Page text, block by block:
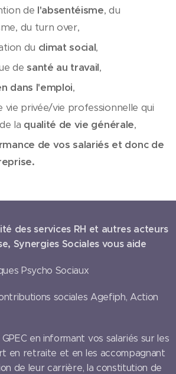
de l'absentéisme, du
du turn over,
du climat social,
desanté au travail,
dans l'emploi,
vie privée/vie professionnelle qui
la qualité de vie générale,
de vos salariés et donc de
des services RH et autres acteurs
Synergies Sociales vous aide
Psycho Sociaux
sociales Agefiph, Action
en informant vos salariés sur les
en retraite et en les accompagnant
de leur carrière, la constitution de